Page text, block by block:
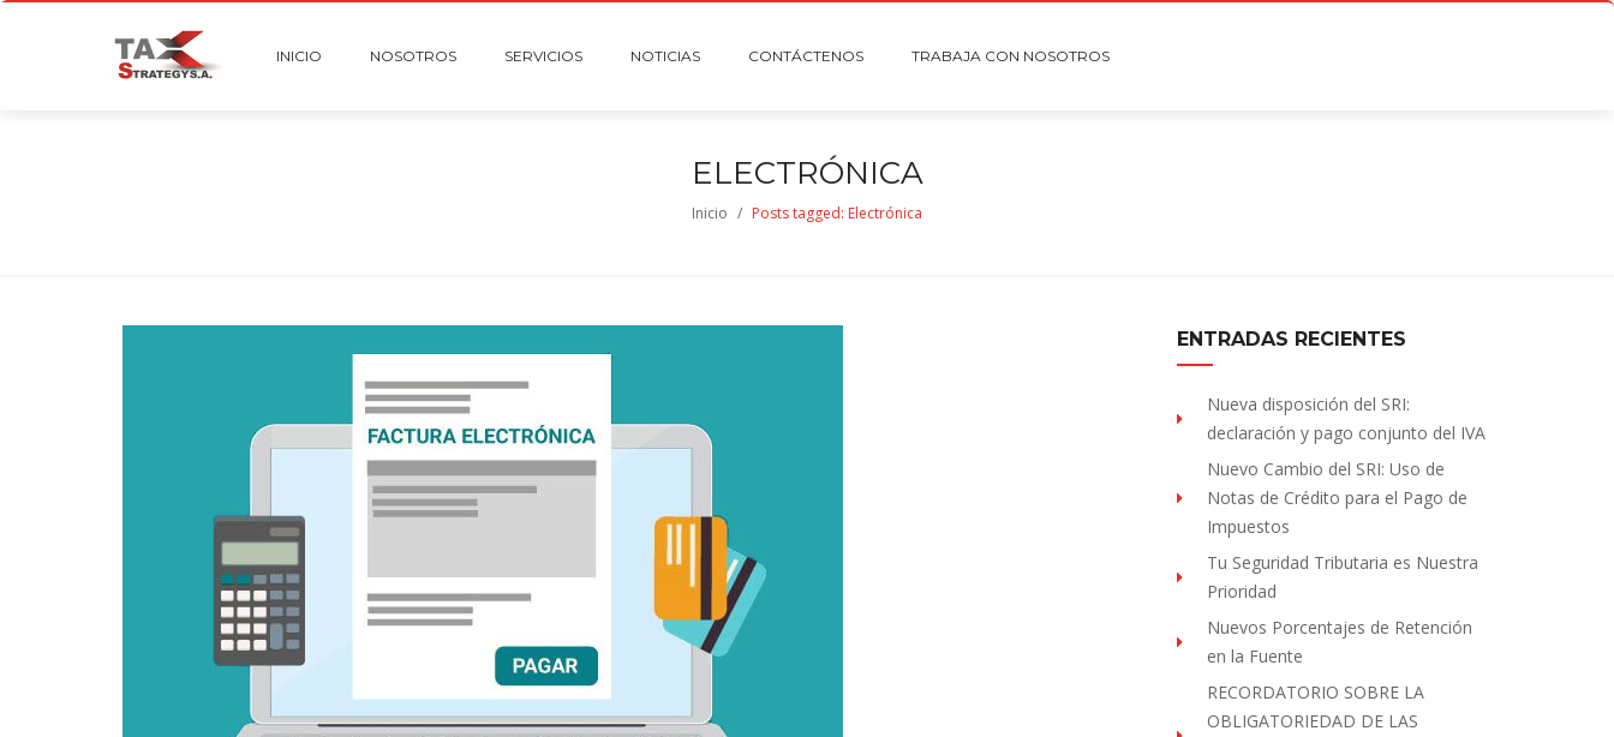
INICIO NOSOTROS SERVICIOS NOTICIAS CONTÁCTENOS TRABAJA CON NOSOTROS
ELECTRÓNICA
Inicio / Posts tagged: Electrónica
ENTRADAS RECIENTES
Nueva disposición del SRI:
declaración y pago conjunto del IVA
Nuevo Cambio del SRI: Uso de
Notas de Crédito para el Pago de
Impuestos
Tu Seguridad Tributaria es Nuestra
Prioridad
Nuevos Porcentajes de Retención
en la Fuente
RECORDATORIO SOBRE LA
OBLIGATORIEDAD DE LAS